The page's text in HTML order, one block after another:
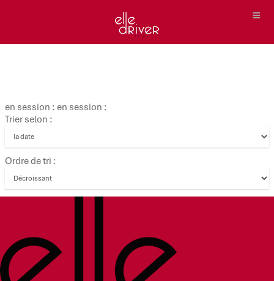
en session : en session :
Trier selon :
Ordre de tri :